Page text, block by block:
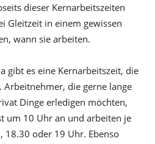
dieser Kernarbeitszeiten
Gleitzeit in einem gewissen
wann sie arbeiten.
gibt es eine Kernarbeitszeit, die
die gerne lange
Dinge erledigen möchten,
um 10 Uhr an und arbeiten je
18.30 oder 19 Uhr. Ebenso